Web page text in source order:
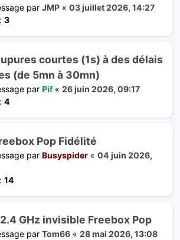
par JMP « 03 juillet 2026, 14:27
3
courtes (1s) à des délais
(de 5mn à 30mn)
par Pif« 26 juin 2026, 09:17
4
Pop Fidélité
par Busyspider « 04 juin 2026,
14
GHz invisible Freebox Pop
par Tom66 « 28 mai 2026, 13:08